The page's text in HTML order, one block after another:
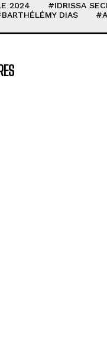
2024 #IDRISSA
DIAS